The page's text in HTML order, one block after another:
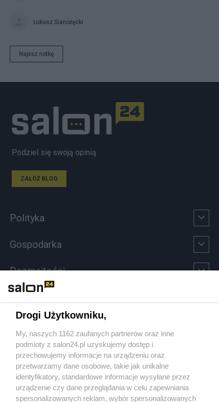
Łukasz Sianożęcki
Napisz notkę
Podziel się swoją opinią
ZAŁÓŻ BLOG
Polityka
Gospodarka
Rozmaitości
Sport
Społeczeństwo
Kultura
Drogi Użytkowniku,
My, naszych 1162 zaufanych partnerów oraz inne
podmioty z salon24.pl uzyskujemy dostęp i
przechowujemy informacje na urządzeniu oraz
przetwarzamy dane osobowe, takie jak unikalne
identyfikatory, standardowe informacje wysyłane przez
urządzenie czy dane przeglądania w celu zapewniania
spersonalizowanych reklam, wybór spersonalizowanych